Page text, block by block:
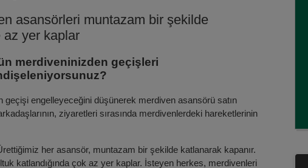
asansörleri muntazam bir şekilde
yer kaplar
merdiveninizden geçişleri
engelleyeceğini düşünerek merdiven asansörü satın
ziyaretleri sırasında merdivenlerdeki hareketlerinin
her asansör, muntazam bir şekilde katlanarak kapanır.
katlandığında çok az yer kaplar. İsteyen herkes, merdivenleri